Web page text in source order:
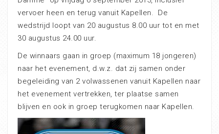
vervoer heen en terug vanuit Kapellen. De
wedstrijd loopt van 20 augustus 8.00 uur tot en met
30 augustus 24.00 uur.
De winnaars gaan in groep (maximum 18 jongeren)
naar het evenement, d.w.z. dat zij samen onder
begeleiding van 2 volwassenen vanuit Kapellen naar
het evenement vertrekken, ter plaatse samen
blijven en ook in groep terugkomen naar Kapellen.